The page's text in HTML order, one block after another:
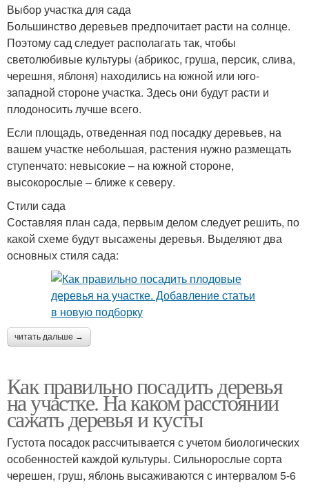
Выбор участка для сада
Большинство деревьев предпочитает расти на солнце.
Поэтому сад следует располагать так, чтобы
светолюбивые культуры (абрикос, груша, персик, слива,
черешня, яблоня) находились на южной или юго-
западной стороне участка. Здесь они будут расти и
плодоносить лучше всего.
Если площадь, отведенная под посадку деревьев, на
вашем участке небольшая, растения нужно размещать
ступенчато: невысокие – на южной стороне,
высокорослые – ближе к северу.
Стили сада
Составляя план сада, первым делом следует решить, по
какой схеме будут высажены деревья. Выделяют два
основных стиля сада:
читать дальше →
Как правильно посадить деревья
на участке. На каком расстоянии
сажать деревья и кусты
Густота посадок рассчитывается с учетом биологических
особенностей каждой культуры. Сильнорослые сорта
черешен, груш, яблонь высаживаются с интервалом 5-6